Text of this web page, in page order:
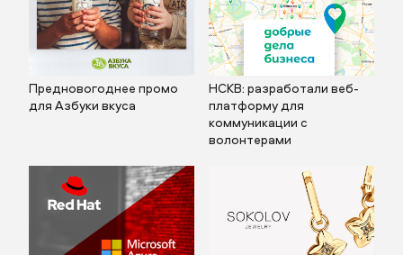
Предновогоднее промо
для Азбуки вкуса
НСКВ: разработали веб-
платформу для
коммуникации с
волонтерами